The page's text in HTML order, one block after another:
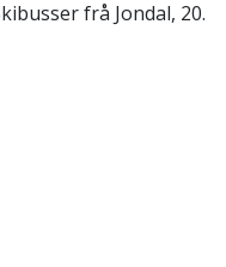
frå Jondal, 20.